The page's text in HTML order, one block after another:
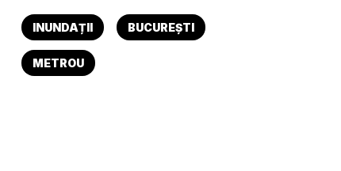
INUNDAȚII BUCUREȘTI
METROU